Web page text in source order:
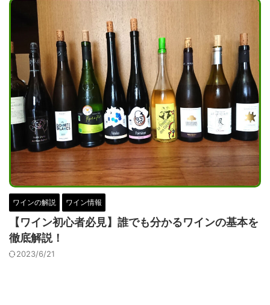
ワインの解説 ワイン情報
【ワイン初心者必見】誰でも分かるワインの基本を
徹底解説！
2023/6/21